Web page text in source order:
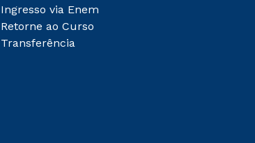
Ingresso via Enem
Retorne ao Curso
Transferência